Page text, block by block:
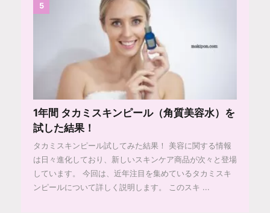
5
1年間 タカミスキンピール（角質美容水）を
試した結果！
タカミスキンピール試してみた結果！ 美容に関する情報
は日々進化しており、新しいスキンケア商品が次々と登場
しています。 今回は、近年注目を集めているタカミスキ
ンピールについて詳しく説明します。 このスキ ...